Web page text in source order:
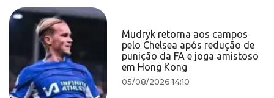
Mudryk retorna aos campos
pelo Chelsea após redução de
punição da FA e joga amistoso
em Hong Kong
05/08/2026 14:10